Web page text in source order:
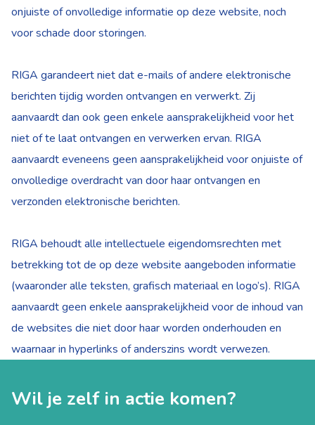
onjuiste of onvolledige informatie op deze website, noch
voor schade door storingen.
RIGA garandeert niet dat e-mails of andere elektronische
berichten tijdig worden ontvangen en verwerkt. Zij
aanvaardt dan ook geen enkele aansprakelijkheid voor het
niet of te laat ontvangen en verwerken ervan. RIGA
aanvaardt eveneens geen aansprakelijkheid voor onjuiste of
onvolledige overdracht van door haar ontvangen en
verzonden elektronische berichten.
RIGA behoudt alle intellectuele eigendomsrechten met
betrekking tot de op deze website aangeboden informatie
(waaronder alle teksten, grafisch materiaal en logo’s). RIGA
aanvaardt geen enkele aansprakelijkheid voor de inhoud van
de websites die niet door haar worden onderhouden en
waarnaar in hyperlinks of anderszins wordt verwezen.
Wil je zelf in actie komen?